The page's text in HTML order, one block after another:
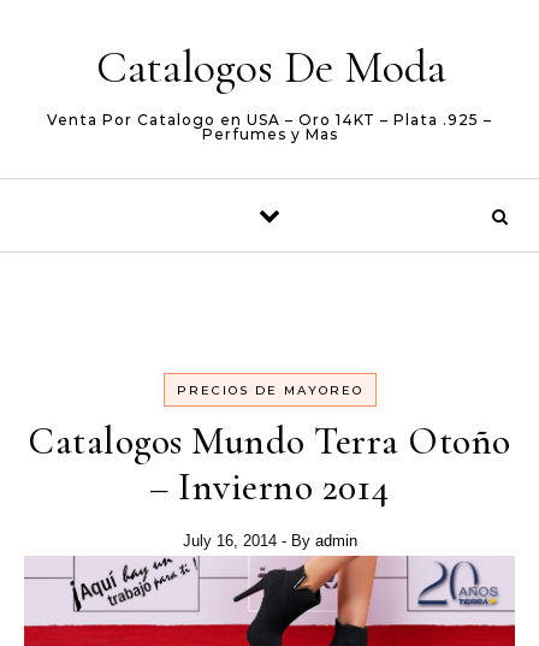
Catalogos De Moda
Venta Por Catalogo en USA – Oro 14KT – Plata .925 –
Perfumes y Mas
PRECIOS DE MAYOREO
Catalogos Mundo Terra Otoño
– Invierno 2014
July 16, 2014 - By admin